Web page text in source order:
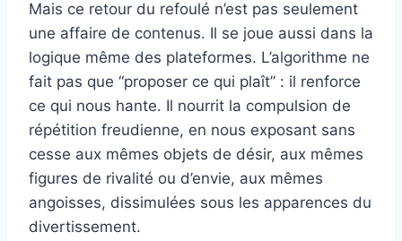
Mais ce retour du refoulé n’est pas seulement
une affaire de contenus. Il se joue aussi dans la
logique même des plateformes. L’algorithme ne
fait pas que “proposer ce qui plaît” : il renforce
ce qui nous hante. Il nourrit la compulsion de
répétition freudienne, en nous exposant sans
cesse aux mêmes objets de désir, aux mêmes
figures de rivalité ou d’envie, aux mêmes
angoisses, dissimulées sous les apparences du
divertissement.